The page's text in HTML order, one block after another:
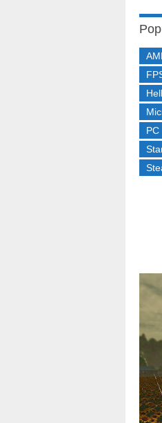
PC